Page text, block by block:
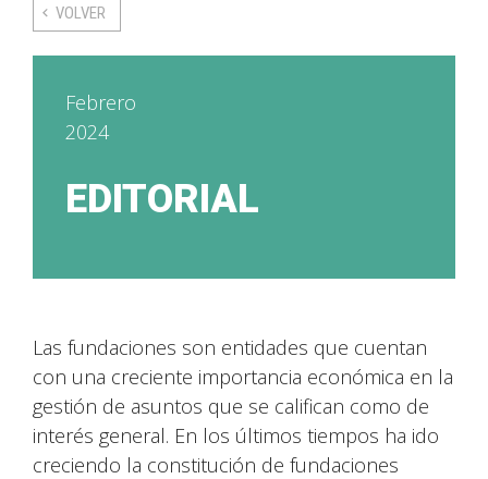
VOLVER
Febrero
2024
EDITORIAL
Las fundaciones son entidades que cuentan
con una creciente importancia económica en la
gestión de asuntos que se califican como de
interés general. En los últimos tiempos ha ido
creciendo la constitución de fundaciones